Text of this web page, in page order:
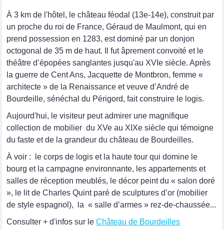
À 3 km de l'hôtel, le château féodal (13e-14e), construit par
un proche du roi de France, Géraud de Maulmont, qui en
prend possession en 1283, est dominé par un donjon
octogonal de 35 m de haut. Il fut âprement convoité et le
théâtre d’épopées sanglantes jusqu'au XVIe siècle. Après
la guerre de Cent Ans, Jacquette de Montbron, femme «
architecte » de la Renaissance et veuve d’André de
Bourdeille, sénéchal du Périgord, fait construire le logis.
Aujourd'hui, le visiteur peut admirer une magnifique
collection de mobilier du XVe au XIXe siècle qui témoigne
du faste et de la grandeur du château de Bourdeilles.
À voir : le corps de logis et la haute tour qui domine le
bourg et la campagne environnante, les appartements et
salles de réception meublés, le décor peint du « salon doré
», le lit de Charles Quint paré de sculptures d’or (mobilier
de style espagnol), la « salle d’armes » rez-de-chaussée...
Consulter + d'infos sur leChâteau de Bourdeilles